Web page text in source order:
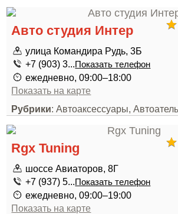
Авто студия Интер
улица Командира Рудь, 3Б
+7 (903) 3...Показать телефон
ежедневно, 09:00–18:00
Показать на карте
Рубрики: Автоаксессуары,
Rgx Tuning
шоссе Авиаторов, 8Г
+7 (937) 5...Показать телефон
ежедневно, 09:00–19:00
Показать на карте